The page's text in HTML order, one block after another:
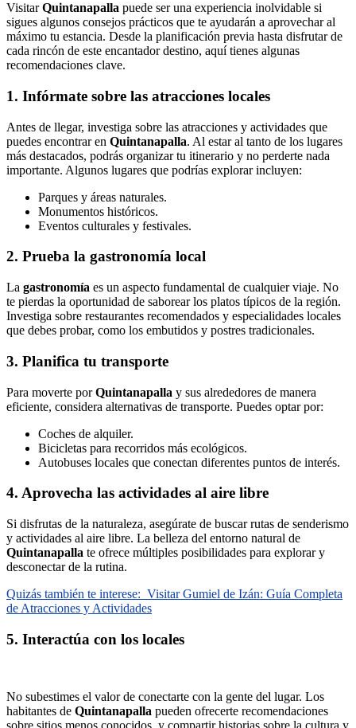
VisitarQuintanapalla puede ser una experiencia inolvidable si
sigues algunos consejos prácticos que te ayudarán a aprovechar al
máximo tu estancia. Desde la planificación previa hasta disfrutar de
cada rincón de este encantador destino, aquí tienes algunas
recomendaciones clave.
1. Infórmate sobre las atracciones locales
Antes de llegar, investiga sobre las atracciones y actividades que
puedes encontrar en Quintanapalla. Al estar al tanto de los lugares
más destacados, podrás organizar tu itinerario y no perderte nada
importante. Algunos lugares que podrías explorar incluyen:
Parques y áreas naturales.
Monumentos históricos.
Eventos culturales y festivales.
2. Prueba la gastronomía local
La gastronomía es un aspecto fundamental de cualquier viaje. No
te pierdas la oportunidad de saborear los platos típicos de la región.
Investiga sobre restaurantes recomendados y especialidades locales
que debes probar, como los embutidos y postres tradicionales.
3. Planifica tu transporte
Para moverte porQuintanapalla y sus alrededores de manera
eficiente, considera alternativas de transporte. Puedes optar por:
Coches de alquiler.
Bicicletas para recorridos más ecológicos.
Autobuses locales que conectan diferentes puntos de interés.
4. Aprovecha las actividades al aire libre
Si disfrutas de la naturaleza, asegúrate de buscar rutas de senderismo
y actividades al aire libre. La belleza del entorno natural de
Quintanapalla te ofrece múltiples posibilidades para explorar y
desconectar de la rutina.
Quizás también te interese: Visitar Gumiel de Izán: Guía Completa
de Atracciones y Actividades
5. Interactúa con los locales
No subestimes el valor de conectarte con la gente del lugar. Los
habitantes de Quintanapalla pueden ofrecerte recomendaciones